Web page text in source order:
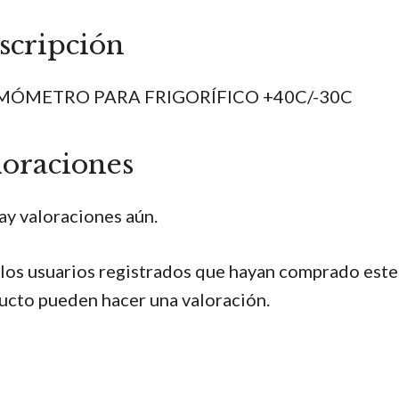
PARA FRIGORÍFICO +40C/-30C
valoraciones aún.
usuarios registrados que hayan comprado este
pueden hacer una valoración.